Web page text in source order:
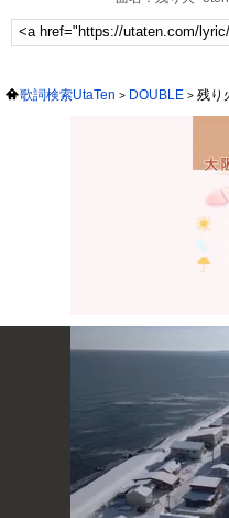
歌詞検索UtaTen DOUBLE 残り
次の動画まで 3